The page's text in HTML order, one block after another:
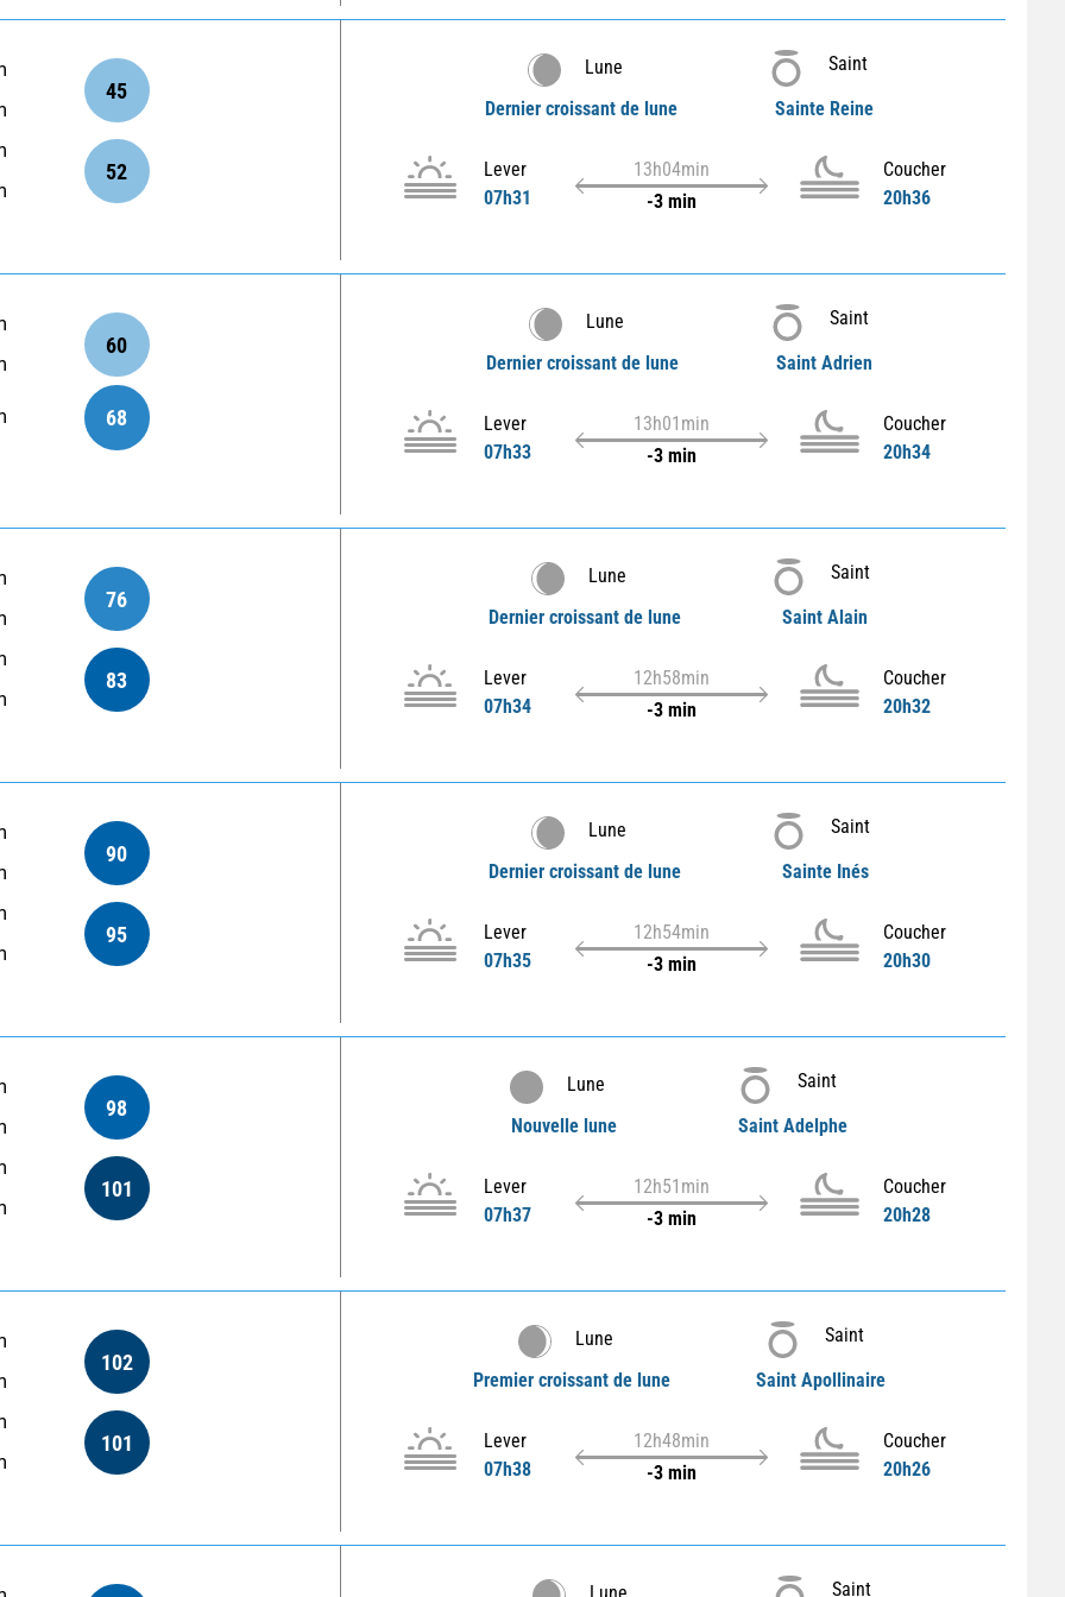
45
52
Lune
Dernier croissant de lune
Saint
Sainte Reine
Lever
07h31
13h04min
-3 min
Coucher
20h36
60
68
Lune
Dernier croissant de lune
Saint
Saint Adrien
Lever
07h33
13h01min
-3 min
Coucher
20h34
76
83
Lune
Dernier croissant de lune
Saint
Saint Alain
Lever
07h34
12h58min
-3 min
Coucher
20h32
90
95
Lune
Dernier croissant de lune
Saint
Sainte Inés
Lever
07h35
12h54min
-3 min
Coucher
20h30
98
101
Lune
Nouvelle lune
Saint
Saint Adelphe
Lever
07h37
12h51min
-3 min
Coucher
20h28
102
101
Lune
Premier croissant de lune
Saint
Saint Apollinaire
Lever
07h38
12h48min
-3 min
Coucher
20h26
Saint